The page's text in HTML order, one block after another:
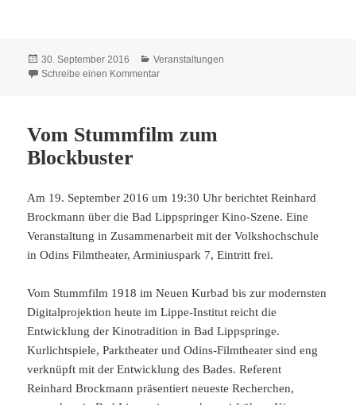
Veröffentlicht
am
30. September 2016 Kategorien
Veranstaltungen
Schreibe einen Kommentarzu „Für Leib und Seele“
Vom Stummfilm zum
Blockbuster
Am 19. September 2016 um 19:30 Uhr berichtet Reinhard
Brockmann über die Bad Lippspringer Kino-Szene. Eine
Veranstaltung in Zusammenarbeit mit der Volkshochschule
in Odins Filmtheater, Arminiuspark 7, Eintritt frei.
Vom Stummfilm 1918 im Neuen Kurbad bis zur modernsten
Digitalprojektion heute im Lippe-Institut reicht die
Entwicklung der Kinotradition in Bad Lippspringe.
Kurlichtspiele, Parktheater und Odins-Filmtheater sind eng
verknüpft mit der Entwicklung des Bades. Referent
Reinhard Brockmann präsentiert neueste Recherchen,